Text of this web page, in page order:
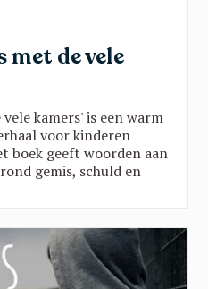
met de vele
kamers' is een warm
voor kinderen
boek geeft woorden aan
gemis, schuld en
helpt groeien in rust,
dat toont dat ze er